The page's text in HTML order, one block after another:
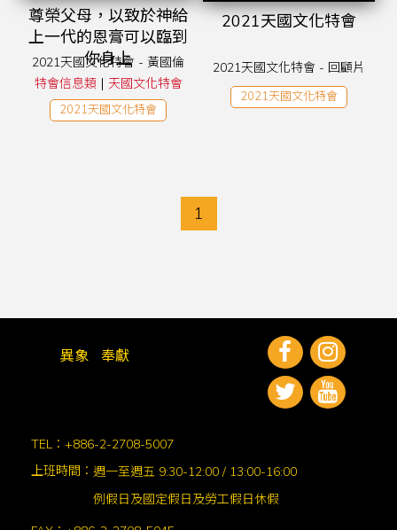
尊榮父母，以致於神給
上一代的恩膏可以臨到
你身上
2021天國文化特會 - 黃國倫
特會信息類 | 天國文化特會
2021天國文化特會
2021天國文化特會
2021天國文化特會 - 回顧片
2021天國文化特會
1
異象 奉獻
TEL：+886-2-2708-5007
上班時間： 週一至週五 9:30-12:00 / 13:00-16:00
例假日及國定假日及勞工假日休假